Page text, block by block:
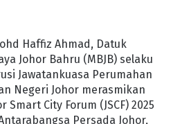
Haffiz Ahmad, Datuk
Johor Bahru (MBJB) selaku
Jawatankuasa Perumahan
Negeri Johor merasmikan
City Forum (JSCF) 2025
Persada Johor,